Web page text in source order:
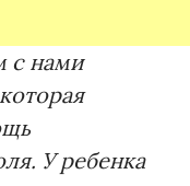
с нами
У ребенка